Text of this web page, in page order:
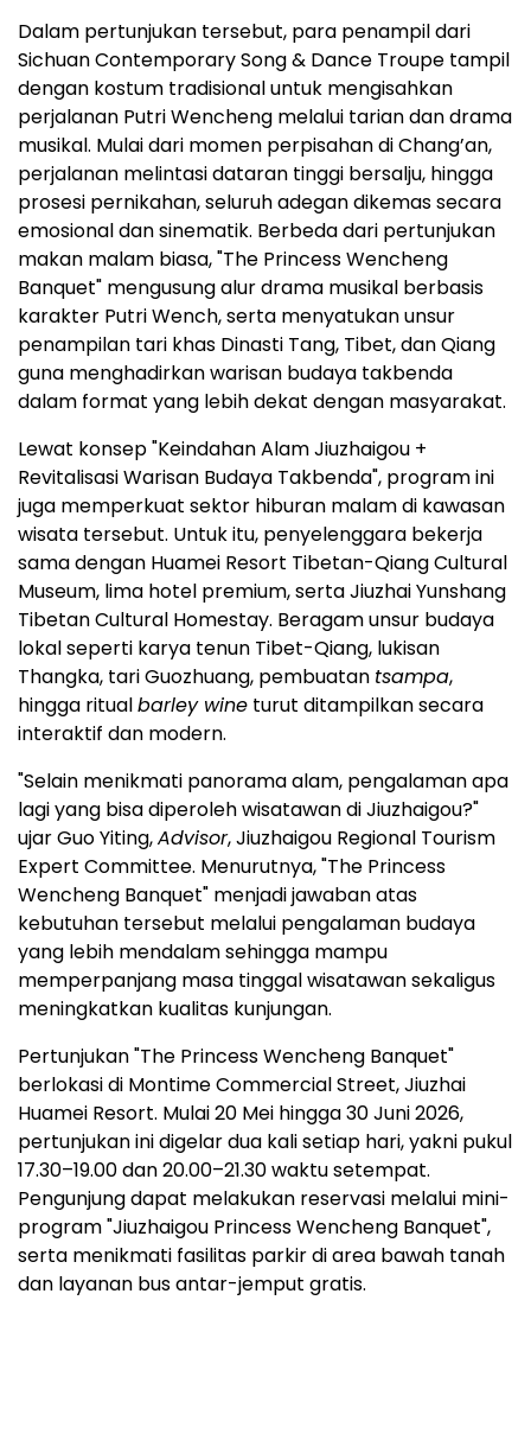
Dalam pertunjukan tersebut, para penampil dari
Sichuan Contemporary Song & Dance Troupe tampil
dengan kostum tradisional untuk mengisahkan
perjalanan Putri Wencheng melalui tarian dan drama
musikal. Mulai dari momen perpisahan di Chang’an,
perjalanan melintasi dataran tinggi bersalju, hingga
prosesi pernikahan, seluruh adegan dikemas secara
emosional dan sinematik. Berbeda dari pertunjukan
makan malam biasa, "The Princess Wencheng
Banquet" mengusung alur drama musikal berbasis
karakter Putri Wench, serta menyatukan unsur
penampilan tari khas Dinasti Tang, Tibet, dan Qiang
guna menghadirkan warisan budaya takbenda
dalam format yang lebih dekat dengan masyarakat.
Lewat konsep "Keindahan Alam Jiuzhaigou +
Revitalisasi Warisan Budaya Takbenda", program ini
juga memperkuat sektor hiburan malam di kawasan
wisata tersebut. Untuk itu, penyelenggara bekerja
sama dengan Huamei Resort Tibetan-Qiang Cultural
Museum, lima hotel premium, serta Jiuzhai Yunshang
Tibetan Cultural Homestay. Beragam unsur budaya
lokal seperti karya tenun Tibet-Qiang, lukisan
Thangka, tari Guozhuang, pembuatan tsampa,
hingga ritualbarley wine turut ditampilkan secara
interaktif dan modern.
"Selain menikmati panorama alam, pengalaman apa
lagi yang bisa diperoleh wisatawan di Jiuzhaigou?"
ujar Guo Yiting,Advisor, Jiuzhaigou Regional Tourism
Expert Committee. Menurutnya, "The Princess
Wencheng Banquet" menjadi jawaban atas
kebutuhan tersebut melalui pengalaman budaya
yang lebih mendalam sehingga mampu
memperpanjang masa tinggal wisatawan sekaligus
meningkatkan kualitas kunjungan.
Pertunjukan "The Princess Wencheng Banquet"
berlokasi di Montime Commercial Street, Jiuzhai
Huamei Resort. Mulai 20 Mei hingga 30 Juni 2026,
pertunjukan ini digelar dua kali setiap hari, yakni pukul
17.30–19.00 dan 20.00–21.30 waktu setempat.
Pengunjung dapat melakukan reservasi melalui mini-
program "Jiuzhaigou Princess Wencheng Banquet",
serta menikmati fasilitas parkir di area bawah tanah
dan layanan bus antar-jemput gratis.